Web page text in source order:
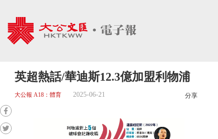
英超熱話/華迪斯12.3億加盟利物浦
大公報 A18：體育 2025-06-21 分享